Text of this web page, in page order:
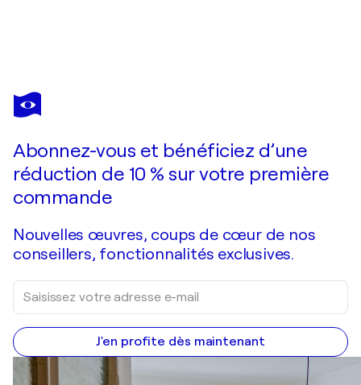
IRENE MITAWSKI
Goldwald
Abonnez-vous et bénéficiez d’une
réduction de 10 % sur votre première
commande
Nouvelles œuvres, coups de cœur de nos
conseillers, fonctionnalités exclusives.
J'en profite dès maintenant